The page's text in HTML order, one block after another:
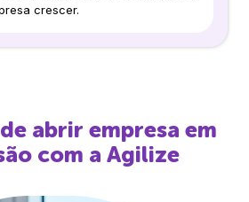
crescer.
abrir empresa em
com a Agilize